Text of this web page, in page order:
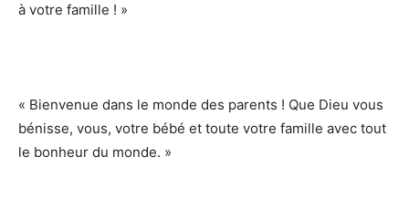
à votre famille ! »
« Bienvenue dans le monde des parents ! Que Dieu vous
bénisse, vous, votre bébé et toute votre famille avec tout
le bonheur du monde. »